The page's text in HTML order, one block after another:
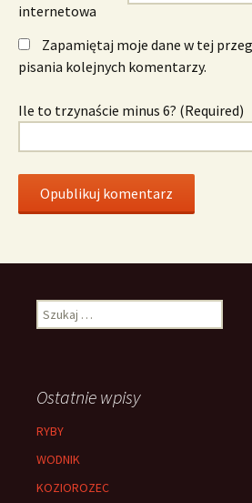
internetowa
Zapamiętaj moje dane w tej
pisania kolejnych komentarzy.
Ile to trzynaście minus 6? (Required)
Szukaj:
Ostatnie wpisy
RYBY
WODNIK
KOZIOROZEC